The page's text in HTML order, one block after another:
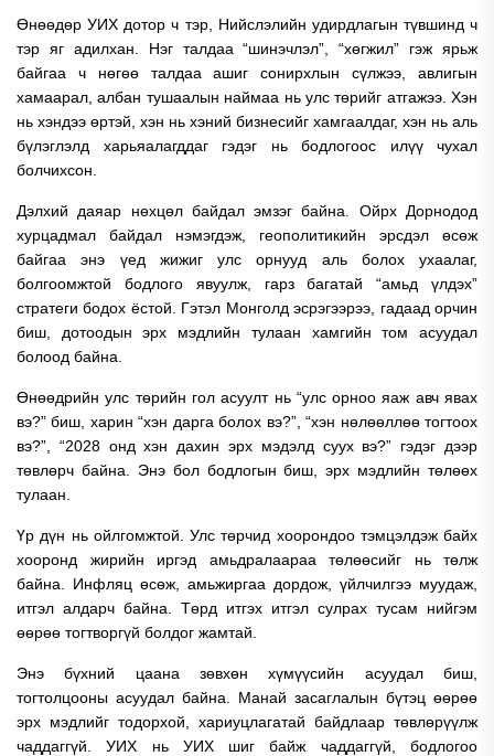
Өнөөдөр УИХ дотор ч тэр, Нийслэлийн удирдлагын түвшинд ч
тэр яг адилхан. Нэг талдаа “шинэчлэл”, “хөгжил” гэж ярьж
байгаа ч нөгөө талдаа ашиг сонирхлын сүлжээ, авлигын
хамаарал, албан тушаалын наймаа нь улс төрийг атгажээ. Хэн
нь хэндээ өртэй, хэн нь хэний бизнесийг хамгаалдаг, хэн нь аль
бүлэглэлд харьяалагддаг гэдэг нь бодлогоос илүү чухал
болчихсон.
Дэлхий даяар нөхцөл байдал эмзэг байна. Ойрх Дорнодод
хурцадмал байдал нэмэгдэж, геополитикийн эрсдэл өсөж
байгаа энэ үед жижиг улс орнууд аль болох ухаалаг,
болгоомжтой бодлого явуулж, гарз багатай “амьд үлдэх”
стратеги бодох ёстой. Гэтэл Монголд эсрэгээрээ, гадаад орчин
биш, дотоодын эрх мэдлийн тулаан хамгийн том асуудал
болоод байна.
Өнөөдрийн улс төрийн гол асуулт нь “улс орноо яаж авч явах
вэ?” биш, харин “хэн дарга болох вэ?”, “хэн нөлөөллөө тогтоох
вэ?”, “2028 онд хэн дахин эрх мэдэлд суух вэ?” гэдэг дээр
төвлөрч байна. Энэ бол бодлогын биш, эрх мэдлийн төлөөх
тулаан.
Үр дүн нь ойлгомжтой. Улс төрчид хоорондоо тэмцэлдэж байх
хооронд жирийн иргэд амьдралаараа төлөөсийг нь төлж
байна. Инфляц өсөж, амьжиргаа дордож, үйлчилгээ муудаж,
итгэл алдарч байна. Төрд итгэх итгэл сулрах тусам нийгэм
өөрөө тогтворгүй болдог жамтай.
Энэ бүхний цаана зөвхөн хүмүүсийн асуудал биш,
тогтолцооны асуудал байна. Манай засаглалын бүтэц өөрөө
эрх мэдлийг тодорхой, хариуцлагатай байдлаар төвлөрүүлж
чаддаггүй. УИХ нь УИХ шиг байж чаддаггүй, бодлогоо